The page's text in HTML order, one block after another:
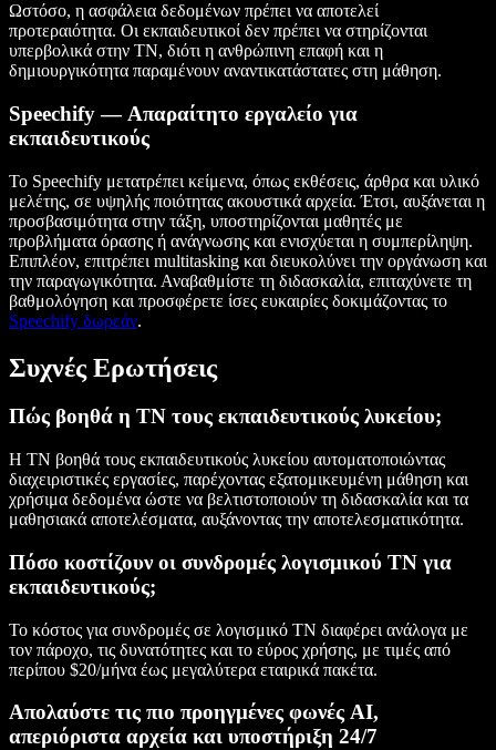
Ωστόσο, η ασφάλεια δεδομένων πρέπει να αποτελεί
προτεραιότητα. Οι εκπαιδευτικοί δεν πρέπει να στηρίζονται
υπερβολικά στην ΤΝ, διότι η ανθρώπινη επαφή και η
δημιουργικότητα παραμένουν αναντικατάστατες στη μάθηση.
Speechify — Απαραίτητο εργαλείο για
εκπαιδευτικούς
Το Speechify μετατρέπει κείμενα, όπως εκθέσεις, άρθρα και υλικό
μελέτης, σε υψηλής ποιότητας ακουστικά αρχεία. Έτσι, αυξάνεται η
προσβασιμότητα στην τάξη, υποστηρίζονται μαθητές με
προβλήματα όρασης ή ανάγνωσης και ενισχύεται η συμπερίληψη.
Επιπλέον, επιτρέπει multitasking και διευκολύνει την οργάνωση και
την παραγωγικότητα. Αναβαθμίστε τη διδασκαλία, επιταχύνετε τη
βαθμολόγηση και προσφέρετε ίσες ευκαιρίες δοκιμάζοντας το
Speechify δωρεάν.
Συχνές Ερωτήσεις
Πώς βοηθά η ΤΝ τους εκπαιδευτικούς λυκείου;
Η ΤΝ βοηθά τους εκπαιδευτικούς λυκείου αυτοματοποιώντας
διαχειριστικές εργασίες, παρέχοντας εξατομικευμένη μάθηση και
χρήσιμα δεδομένα ώστε να βελτιστοποιούν τη διδασκαλία και τα
μαθησιακά αποτελέσματα, αυξάνοντας την αποτελεσματικότητα.
Πόσο κοστίζουν οι συνδρομές λογισμικού ΤΝ για
εκπαιδευτικούς;
Το κόστος για συνδρομές σε λογισμικό ΤΝ διαφέρει ανάλογα με
τον πάροχο, τις δυνατότητες και το εύρος χρήσης, με τιμές από
περίπου $20/μήνα έως μεγαλύτερα εταιρικά πακέτα.
Απολαύστε τις πιο προηγμένες φωνές AI,
απεριόριστα αρχεία και υποστήριξη 24/7